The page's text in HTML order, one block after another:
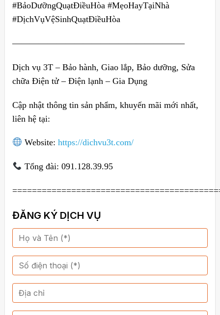
#BảoDưỡngQuạtĐiềuHòa #MẹoHayTạiNhà
#DịchVụVệSinhQuạtĐiềuHòa
———————————————————–
Dịch vụ 3T – Bảo hành, Giao lắp, Bảo dưỡng, Sửa
chữa Điện tử – Điện lạnh – Gia Dụng
Cập nhật thông tin sản phẩm, khuyến mãi mới nhất,
liên hệ tại:
Website:https://dichvu3t.com/
Tổng đài: 091.128.39.95
ĐĂNG KÝ DỊCH VỤ